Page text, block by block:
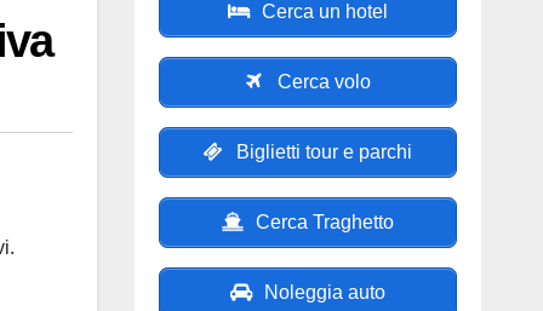
Cerca un hotel
Cerca volo
Biglietti tour e parchi
Cerca Traghetto
Noleggia auto